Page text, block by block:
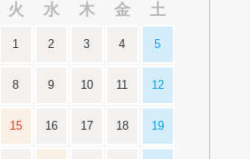
火 水 木 金 土
1 2 3 4 5
8 9 10 11 12
15 16 17 18 19